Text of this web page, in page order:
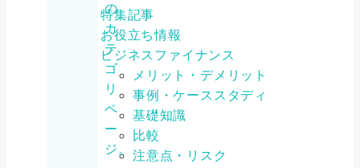
の
カ
テ
ゴ
リ
ペ
ー
ジ。
特集記事
お役立ち情報
ビジネスファイナンス
メリット・デメリット
事例・ケーススタディ
基礎知識
比較
注意点・リスク